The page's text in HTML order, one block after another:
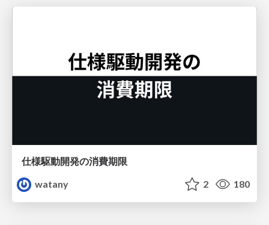
仕様駆動開発の消費期限
watany
2 180